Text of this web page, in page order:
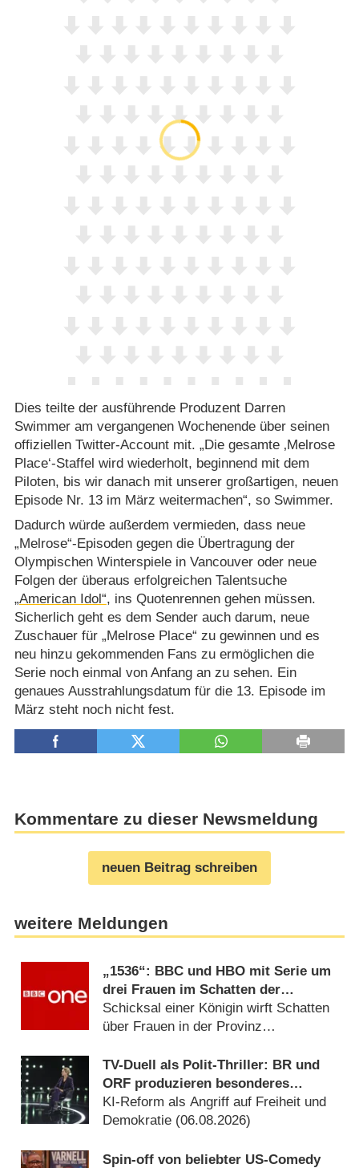
Dies teilte der ausführende Produzent Darren
Swimmer am vergangenen Wochenende über seinen
offiziellen Twitter-Account mit. „Die gesamte ‚Melrose
Place‘-Staffel wird wiederholt, beginnend mit dem
Piloten, bis wir danach mit unserer großartigen, neuen
Episode Nr. 13 im März weitermachen“, so Swimmer.
Dadurch würde außerdem vermieden, dass neue
„Melrose“-Episoden gegen die Übertragung der
Olympischen Winterspiele in Vancouver oder neue
Folgen der überaus erfolgreichen Talentsuche
„American Idol“, ins Quotenrennen gehen müssen.
Sicherlich geht es dem Sender auch darum, neue
Zuschauer für „Melrose Place“ zu gewinnen und es
neu hinzu gekommenden Fans zu ermöglichen die
Serie noch einmal von Anfang an zu sehen. Ein
genaues Ausstrahlungsdatum für die 13. Episode im
März steht noch nicht fest.
Kommentare zu dieser Newsmeldung
neuen Beitrag schreiben
weitere Meldungen
„1536“: BBC und HBO mit Serie um
drei Frauen im Schatten der
Verhaftung von Anne Boleyn
Schicksal einer Königin wirft Schatten
über Frauen in der Provinz
TV-Duell als Polit-Thriller: BR und
ORF produzieren besonderes
Fernseh-Kammerspiel
KI-Reform als Angriff auf Freiheit und
Demokratie (06.08.2026)
Spin-off von beliebter US-Comedy